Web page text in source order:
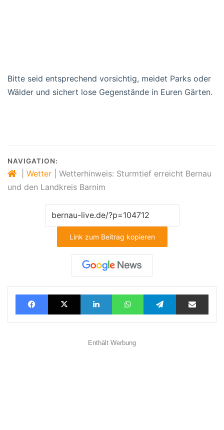
Bitte seid entsprechend vorsichtig, meidet Parks oder
Wälder und sichert lose Gegenstände in Euren Gärten.
NAVIGATION:
Wetter
Wetterhinweis: Sturmtief erreicht Bernau
und den Landkreis Barnim
Link zum Beitrag kopieren
FacebookX LinkedInWhatsAppTelegramTeilen via E-Mail
Enthält Werbung